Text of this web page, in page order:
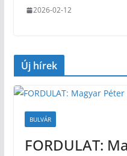
2026-02-12
Új hírek
BULVÁR
FORDULAT: